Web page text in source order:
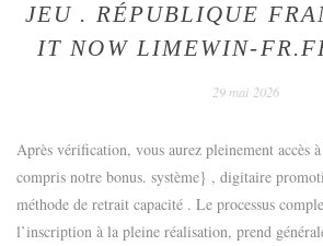
JEU . RÉPUBLIQUE
IT NOW LIMEWIN-
29 mai 2026
Après vérification, vous aurez pleinement accès
compris notre bonus. système} , digitaire
méthode de retrait capacité . Le processus
l’inscription à la pleine réalisation, prend